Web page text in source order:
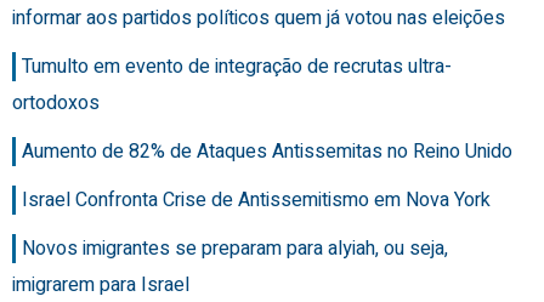
informar aos partidos políticos quem já votou nas eleições
Tumulto em evento de integração de recrutas ultra-
ortodoxos
Aumento de 82% de Ataques Antissemitas no Reino Unido
Israel Confronta Crise de Antissemitismo em Nova York
Novos imigrantes se preparam para alyiah, ou seja,
imigrarem para Israel